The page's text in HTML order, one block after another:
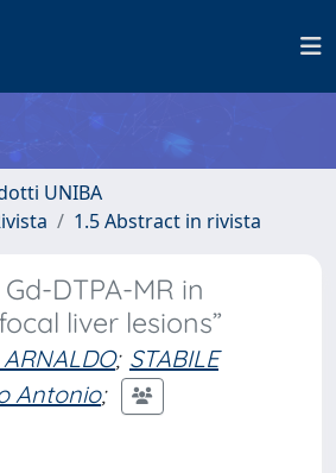
UNIBA
1.5 Abstract in rivista
Gd-DTPA-MR in
liver lesions”
ARNALDO; STABILE
Antonio;